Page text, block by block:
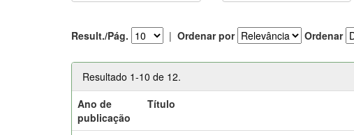
Result./Pág. | Ordenar por Ordenar
Resultado 1-10 de 12.
Ano de
publicação
Título